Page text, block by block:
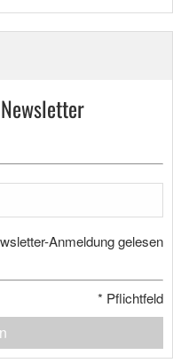
Anmeldung gelesen
* Pflichtfeld